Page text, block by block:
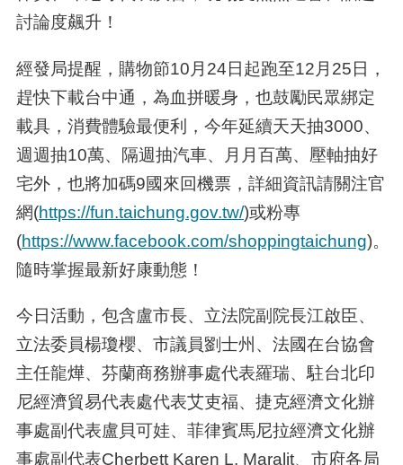
討論度飆升！
經發局提醒，購物節10月24日起跑至12月25日，
趕快下載台中通，為血拼暖身，也鼓勵民眾綁定
載具，消費體驗最便利，今年延續天天抽3000、
週週抽10萬、隔週抽汽車、月月百萬、壓軸抽好
宅外，也將加碼9國來回機票，詳細資訊請關注官
網(https://fun.taichung.gov.tw/)或粉專
(https://www.facebook.com/shoppingtaichung)。
隨時掌握最新好康動態！
今日活動，包含盧市長、立法院副院長江啟臣、
立法委員楊瓊櫻、市議員劉士州、法國在台協會
主任龍燁、芬蘭商務辦事處代表羅瑞、駐台北印
尼經濟貿易代表處代表艾吏福、捷克經濟文化辦
事處副代表盧貝可娃、菲律賓馬尼拉經濟文化辦
事處副代表Cherbett Karen L. Maralit、市府各局